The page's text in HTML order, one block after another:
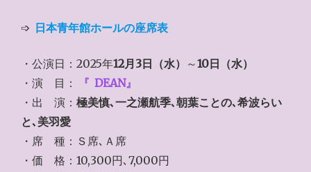
➩ 日本青年館ホールの座席表
・公演日：2025年12月3日（水） ～10日（水）
・演 目：
『 DEAN』
・出 演： 極美慎､一之瀬航季､朝葉ことの､希波らい
と､美羽愛
・席 種：Ｓ席､Ａ席
・価 格：10,300円､7,000円